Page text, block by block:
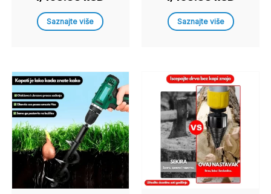
Saznajte više Saznajte više